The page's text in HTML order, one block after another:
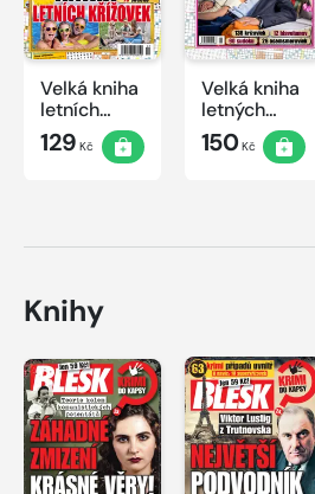
Velká kniha
letních
křížovek
2026
129 Kč
Velká kniha
letných
krížoviek s
TV JOJ
150Kč
Knihy